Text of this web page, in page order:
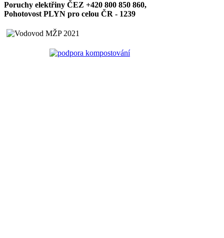
Poruchy elektřiny ČEZ +420 800 850 860,
Pohotovost PLYN pro celou ČR - 1239